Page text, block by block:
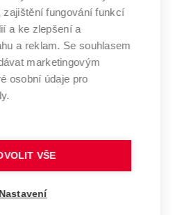
fondů
učení
technické
V BRNĚ
zajištění fungování funkcí
a ke zlepšení a
a reklam. Se souhlasem
marketingovým
osobní údaje pro
VŠE
Nastavení